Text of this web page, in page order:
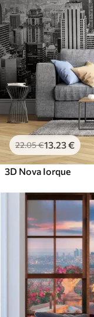
22.05€13 .23€
3D Nova Iorque